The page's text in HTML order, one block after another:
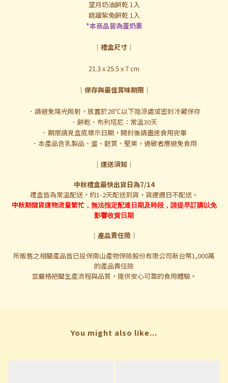
望月奶油餅乾 1入
跳躍紫兔餅乾 1入
*本商品皆為蛋奶素
｜禮盒尺寸｜
21.3 x 25.5 x 7 cm
｜保存與最佳賞味期限｜
．請避免陽光照射，放置於28℃以下陰涼處或密封冷藏保存
．餅乾、布列塔尼：常溫30天
．期限請見盒底標示日期，開封後請盡速食用完畢
．本產品含乳製品、蛋、麩質、堅果，過敏者應避免食用
｜運送須知｜
中秋禮盒最快出貨日為7/14
禮盒皆為常溫配送，約1-2天配送到貨，貨運週日不配送。
中秋期間貨運物流量繁忙，無法指定配達日期及時段，請提早訂購以免
影響收貨日期
｜ 產品責任險｜
所販售之相關產品皆已投保南山產物保險股份有限公司新台幣1,000萬
的產品責任險
並嚴格把關生產流程與品質，提供安心可靠的食用體驗。
You might also like...